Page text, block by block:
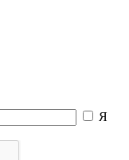
Я